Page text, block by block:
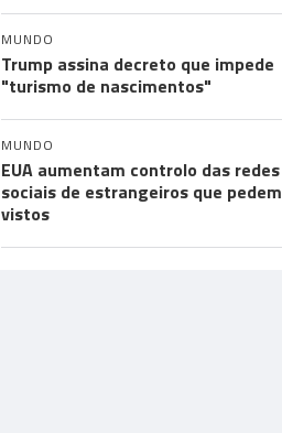
MUNDO
Trump assina decreto que impede
"turismo de nascimentos"
MUNDO
EUA aumentam controlo das redes
sociais de estrangeiros que pedem
vistos